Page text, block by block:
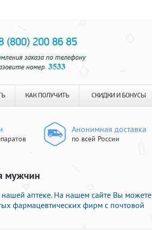
КАК ПОЛУЧИТЬ СКИДКИ И БОНУСЫ
Анонимная доставка
по всей России
мужчин
аптеке. На нашем сайте Вы можете
фармацевтических фирм с почтовой